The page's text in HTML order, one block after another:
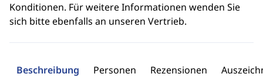
Konditionen. Für weitere Informationen wenden Sie
sich bitte ebenfalls an unseren Vertrieb.
Beschreibung Personen Rezensionen